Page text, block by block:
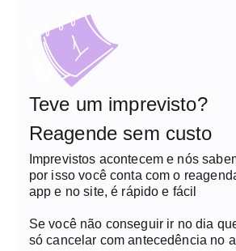
Teve um imprevisto?
Reagende sem custo
Imprevistos acontecem e nós
por isso você conta com o
app e no site, é rápido e fácil
Se você não conseguir ir no dia
só cancelar com antecedência no